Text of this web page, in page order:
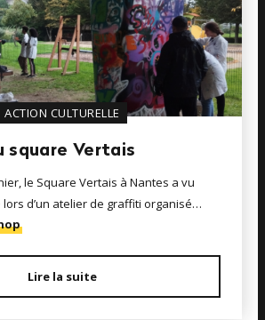
ACTION CULTURELLE
square Vertais
le Square Vertais à Nantes a vu
d’un atelier de graffiti organisé…
Lire la suite